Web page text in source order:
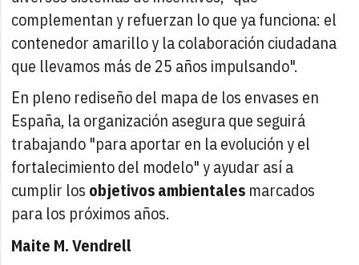
complementan y refuerzan lo que ya funciona: el
contenedor amarillo y la colaboración ciudadana
que llevamos más de 25 años impulsando".
En pleno rediseño del mapa de los envases en
España, la organización asegura que seguirá
trabajando "para aportar en la evolución y el
fortalecimiento del modelo" y ayudar así a
cumplir los objetivos ambientales marcados
para los próximos años.
Maite M. Vendrell